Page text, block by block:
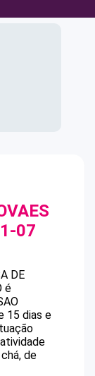
07
DE
é
15 dias e
de